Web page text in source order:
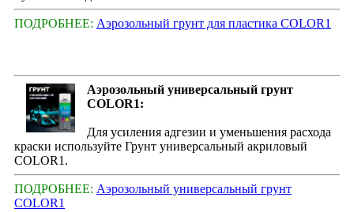
ПОДРОБНЕЕ: Аэрозольный грунт для пластика COLOR1
Аэрозольный универсальный грунт
COLOR1:
Для усиления адгезии и уменьшения расхода
краски используйте Грунт универсальный акриловый
COLOR1.
ПОДРОБНЕЕ: Аэрозольный универсальный грунт
COLOR1